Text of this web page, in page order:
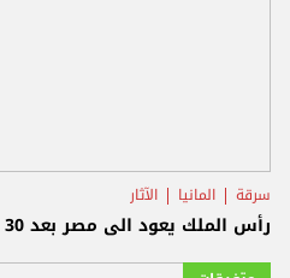
سرقة المانيا الآثار
رأس الملك يعود الى مصر بعد 30 سنة!